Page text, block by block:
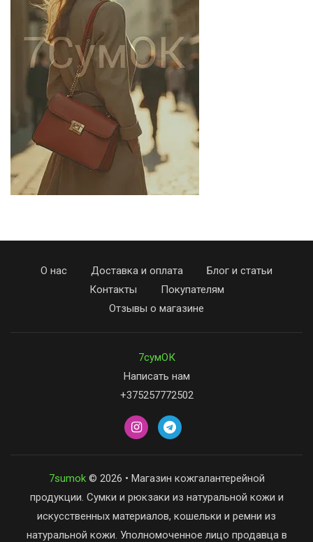
О нас Доставка и оплата
Блог и статьи
Контакты
Покупателям
Отзывы о магазине
7сумОК
Написать нам
+375257772502
7sumok© 2026 • Магазин кожгалантерейной
продукции. Сумки и рюкзаки из натуральной кожи и
искусственных материалов, кошельки и ремни из
натуральной кожи. Уполномоченное лицо продавца в